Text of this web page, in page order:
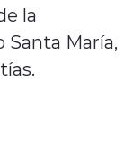
la
Santa María,